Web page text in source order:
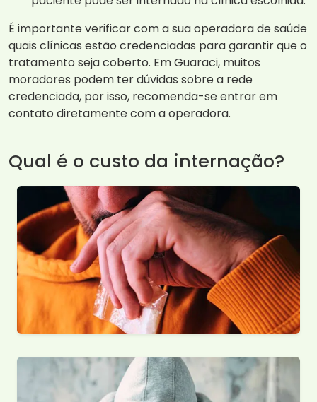
É importante verificar com a sua operadora de saúde
quais clínicas estão credenciadas para garantir que o
tratamento seja coberto. Em Guaraci, muitos
moradores podem ter dúvidas sobre a rede
credenciada, por isso, recomenda-se entrar em
contato diretamente com a operadora.
Qual é o custo da internação?